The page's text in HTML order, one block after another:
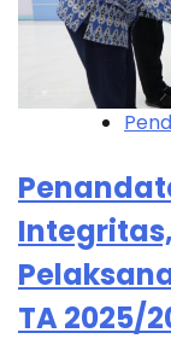
TA 2025/